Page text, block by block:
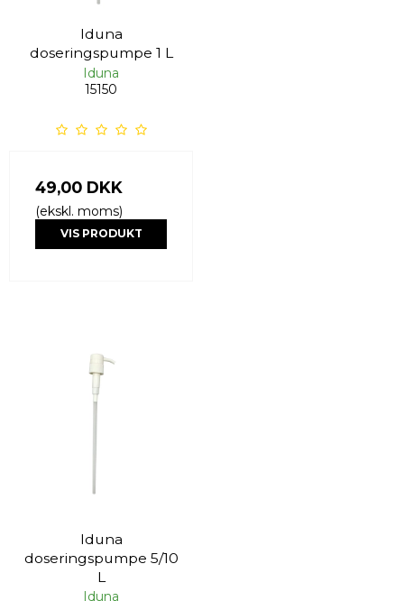
Iduna
doseringspumpe 1 L
Iduna
15150
49,00 DKK
(ekskl. moms)
VIS PRODUKT
Iduna
doseringspumpe 5/10
L
Iduna